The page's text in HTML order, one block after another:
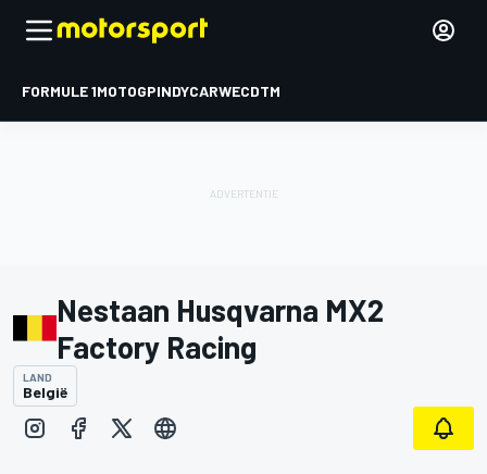
FORMULE 1MOTOGPINDYCARWECDTM
Nestaan Husqvarna MX2
Factory Racing
LAND
België